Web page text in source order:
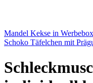
Mandel Kekse in
Schoko Täfelchen mit